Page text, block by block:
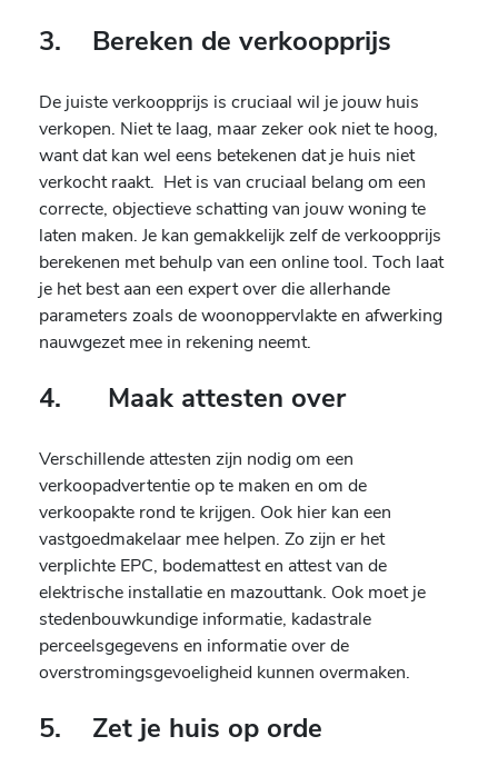
3. Bereken de verkoopprijs
De juiste verkoopprijs is cruciaal wil je jouw huis
verkopen. Niet te laag, maar zeker ook niet te hoog,
want dat kan wel eens betekenen dat je huis niet
verkocht raakt. Het is van cruciaal belang om een
correcte, objectieve schatting van jouw woning te
laten maken. Je kan gemakkelijk zelf de verkoopprijs
berekenen met behulp van een online tool. Toch laat
je het best aan een expert over die allerhande
parameters zoals de woonoppervlakte en afwerking
nauwgezet mee in rekening neemt.
4. Maak attesten over
Verschillende attesten zijn nodig om een
verkoopadvertentie op te maken en om de
verkoopakte rond te krijgen. Ook hier kan een
vastgoedmakelaar mee helpen. Zo zijn er het
verplichte EPC, bodemattest en attest van de
elektrische installatie en mazouttank. Ook moet je
stedenbouwkundige informatie, kadastrale
perceelsgegevens en informatie over de
overstromingsgevoeligheid kunnen overmaken.
5. Zet je huis op orde